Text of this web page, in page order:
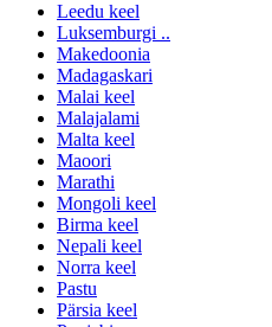
Leedu keel
Luksemburgi ..
Makedoonia
Madagaskari
Malai keel
Malajalami
Malta keel
Maoori
Marathi
Mongoli keel
Birma keel
Nepali keel
Norra keel
Pastu
Pärsia keel